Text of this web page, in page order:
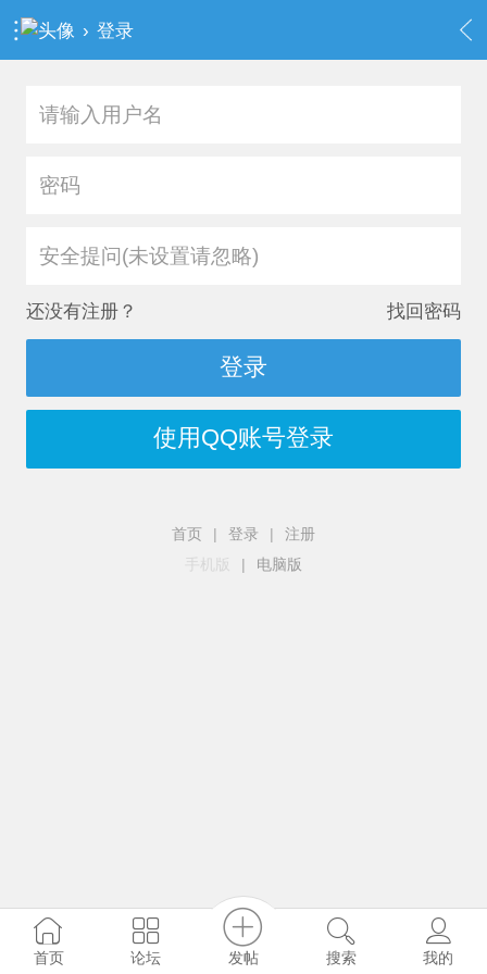
› 登录
安全提问(未设置请忽略)
还没有注册？ 找回密码
登录
使用QQ账号登录
首页 | 登录 |
注册
手机版
| 电脑版
首页 论坛 发帖 搜索 我的